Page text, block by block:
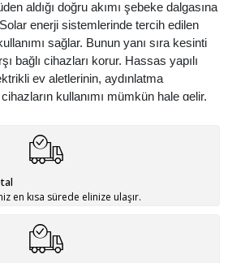
aldığı doğru akımı şebeke dalgasına
enerji sistemlerinde tercih edilen
sağlar. Bunun yanı sıra kesinti
bağlı cihazları korur. Hassas yapılı
ev aletlerinin, aydınlatma
kullanımı mümkün hale gelir.
seçenekler yer alır.
Ne Demek?
doğru akımın alternatife
cihaza
düzlemde şebekeye uygun eğriler
en kısa sürede elinize ulaşır.